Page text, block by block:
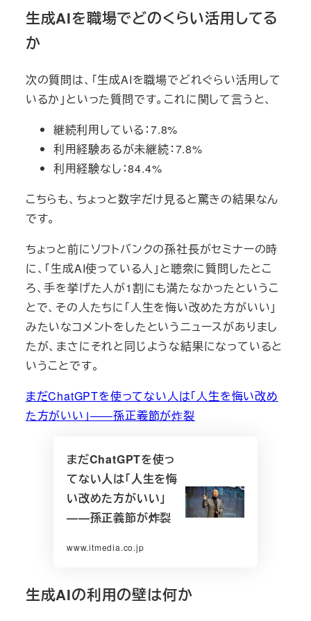
生成AIを職場でどのくらい活用してる
か
次の質問は、「生成AIを職場でどれぐらい活用して
いるか」といった質問です。これに関して言うと、
継続利用している：7.8%
利用経験あるが未継続：7.8%
利用経験なし：84.4%
こちらも、ちょっと数字だけ見ると驚きの結果なん
です。
ちょっと前にソフトバンクの孫社長がセミナーの時
に、「生成AI使っている人」と聴衆に質問したとこ
ろ、手を挙げた人が1割にも満たなかったというこ
とで、その人たちに「人生を悔い改めた方がいい」
みたいなコメントをしたというニュースがありまし
たが、まさにそれと同じような結果になっていると
いうことです。
まだChatGPTを使ってない人は「人生を悔い改め
た方がいい」――孫正義節が炸裂
まだChatGPTを使っ
てない人は「人生を悔
い改めた方がいい」
――孫正義節が炸裂
www.itmedia.co.jp
生成AIの利用の壁は何か